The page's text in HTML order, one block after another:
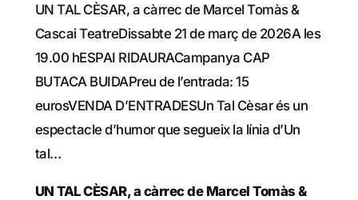
UN TAL CÈSAR, a càrrec de Marcel Tomàs &
Cascai TeatreDissabte 21 de març de 2026A les
19.00 hESPAI RIDAURACampanya CAP
BUTACA BUIDAPreu de l’entrada: 15
eurosVENDA D’ENTRADESUn Tal Cèsar és un
espectacle d’humor que segueix la línia d’Un
tal…
UN TAL CÈSAR, a càrrec de Marcel Tomàs &